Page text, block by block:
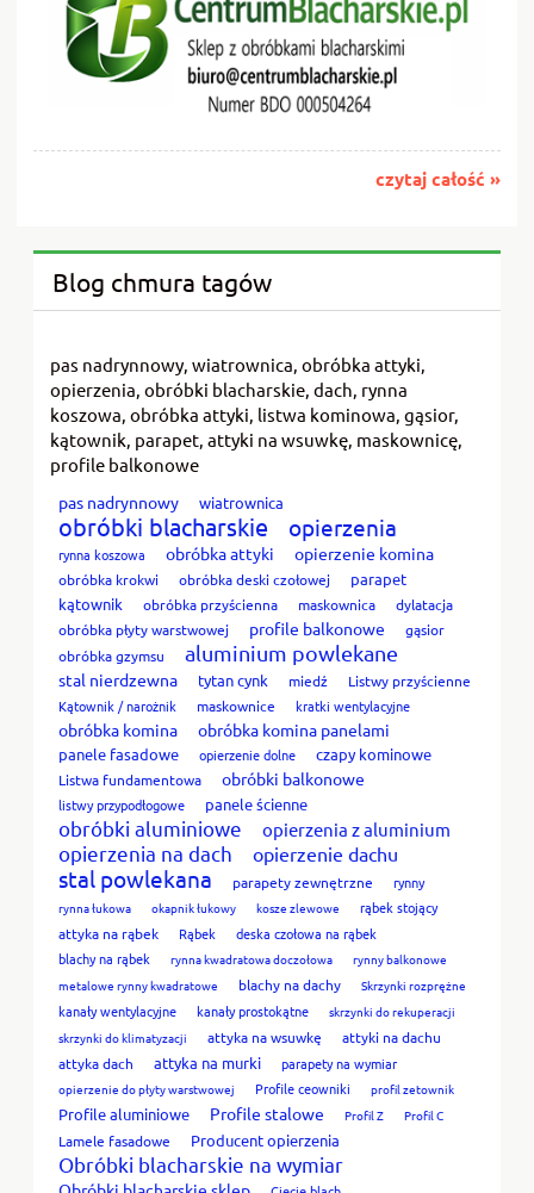
czytaj całość »
Blog chmura tagów
pas nadrynnowy, wiatrownica, obróbka attyki,
opierzenia, obróbki blacharskie, dach, rynna
koszowa, obróbka attyki, listwa kominowa, gąsior,
kątownik, parapet, attyki na wsuwkę, maskownicę,
profile balkonowe
pas nadrynnowy wiatrownica
obróbki blacharskie opierzenia
rynna koszowa obróbka attyki opierzenie komina
obróbka krokwi obróbka deski czołowej
parapet
kątownik
obróbka przyścienna maskownica
dylatacja
obróbka płyty warstwowej
profile balkonowe
gąsior
obróbka gzymsu
aluminium powlekane
stal nierdzewna tytan cynk miedź
Listwy przyścienne
Kątownik / narożnik
maskownice kratki wentylacyjne
obróbka komina obróbka komina panelami
panele fasadowe opierzenie dolne czapy kominowe
Listwa fundamentowa obróbki balkonowe
listwy przypodłogowe panele ścienne
obróbki aluminiowe opierzenia z aluminium
opierzenia na dach opierzenie dachu
stal powlekana parapety zewnętrzne rynny
rynna łukowa okapnik łukowy kosze zlewowe
rąbek stojący
attyka na rąbek
Rąbek
deska czołowa na rąbek
blachy na rąbek
rynna kwadratowa doczołowa
rynny balkonowe
metalowe rynny kwadratowe
blachy na dachy Skrzynki rozprężne
kanały wentylacyjne kanały prostokątne
skrzynki do rekuperacji
skrzynki do klimatyzacji
attyka na wsuwkę
attyki na dachu
attyka dach
attyka na murki parapety na wymiar
opierzenie do płyty warstwowej Profile ceowniki profil zetownik
Profile aluminiowe Profile stalowe Profil Z Profil C
Lamele fasadowe Producent opierzenia
Obróbki blacharskie na wymiar